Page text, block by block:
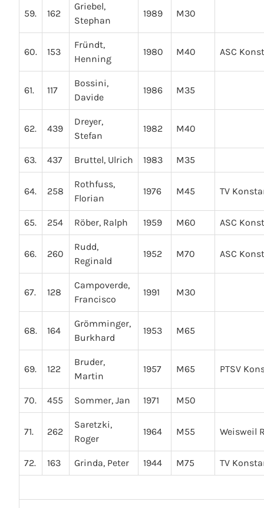
59. 162
Griebel,
Stephan
1989 M30
60. 153
Fründt,
Henning
1980 M40 ASC
61. 117
Bossini,
Davide
1986 M35
62. 439
Dreyer,
Stefan
1982 M40
63. 437 Bruttel, Ulrich 1983 M35
64. 258
Rothfuss,
Florian
1976 M45 TV
65. 254 Röber, Ralph 1959 M60 ASC
66. 260
Rudd,
Reginald
1952 M70 ASC
67. 128
Campoverde,
Francisco
1991 M30
68. 164
Grömminger,
Burkhard
1953 M65
69. 122
Bruder,
Martin
1957 M65 PTSV
70. 455 Sommer, Jan 1971 M50
71. 262
Saretzki,
Roger
1964 M55 Weisweil
72. 163 Grinda, Peter 1944 M75 TV